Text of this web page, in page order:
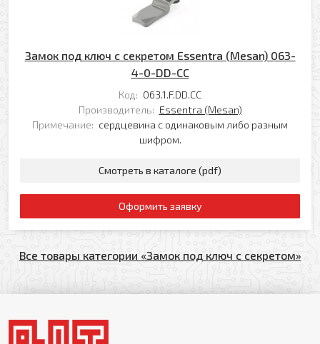
Замок под ключ с секретом Essentra (Mesan) 063-
4-0-DD-CC
Код: 063.1.F.DD.CC
Производитель: Essentra (Mesan)
Примечание: сердцевина с одинаковым либо разным
шифром.
Смотреть в каталоге (pdf)
Оформить заявку
Все товары категории «Замок под ключ с секретом»